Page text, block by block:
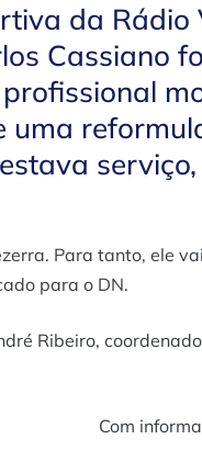
da Rádio
Cassiano
profissional
uma
Para tanto, ele
para o DN.
Ribeiro,
Com